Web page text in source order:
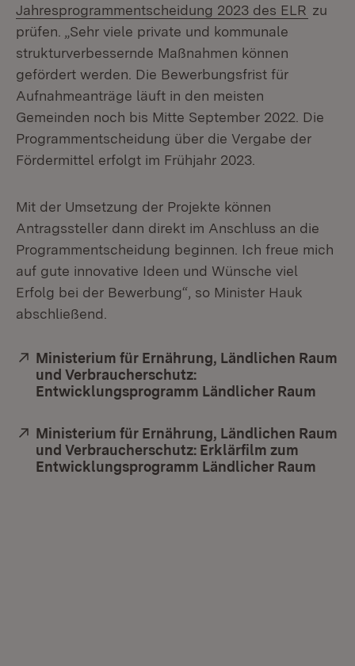
Jahresprogrammentscheidung 2023 des ELR zu
prüfen. „Sehr viele private und kommunale
strukturverbessernde Maßnahmen können
gefördert werden. Die Bewerbungsfrist für
Aufnahmeanträge läuft in den meisten
Gemeinden noch bis Mitte September 2022. Die
Programmentscheidung über die Vergabe der
Fördermittel erfolgt im Frühjahr 2023.
Mit der Umsetzung der Projekte können
Antragssteller dann direkt im Anschluss an die
Programmentscheidung beginnen. Ich freue mich
auf gute innovative Ideen und Wünsche viel
Erfolg bei der Bewerbung“, so Minister Hauk
abschließend.
Extern:
Ministerium für Ernährung, Ländlichen Raum
und Verbraucherschutz:
Entwicklungsprogramm Ländlicher Raum
Extern:
Ministerium für Ernährung, Ländlichen Raum
und Verbraucherschutz: Erklärfilm zum
Entwicklungsprogramm Ländlicher Raum